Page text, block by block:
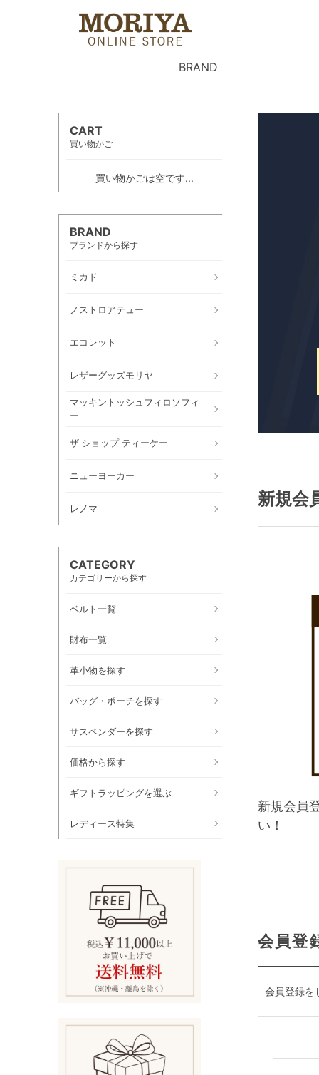
BRAND
CART
買い物かご
買い物かごは空です...
BRAND
ブランドから探す
ミカド
ノストロアテュー
エコレット
レザーグッズモリヤ
マッキントッシュフィロソフィ
ー
ザ ショップ ティーケー
ニューヨーカー
レノマ
CATEGORY
カテゴリーから探す
ベルト一覧
財布一覧
革小物を探す
バッグ・ポーチを探す
サスペンダーを探す
価格から探す
ギフトラッピングを選ぶ
レディース特集
新規会
新規会員
い！
会員登
会員登録を